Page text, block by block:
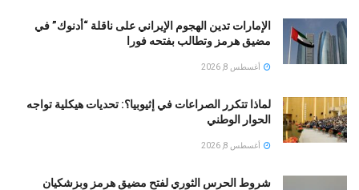
الإمارات تدين الهجوم الإيراني على ناقلة “أدنوك” في
مضيق هرمز وتطالب بفتحه فورا
أغسطس 8, 2026
لماذا تتكرر الصراعات في إثيوبيا؟: تحديات هيكلية تواجه
الحوار الوطني
أغسطس 8, 2026
شروط الحرس الثوري لفتح مضيق هرمز وبزشكيان